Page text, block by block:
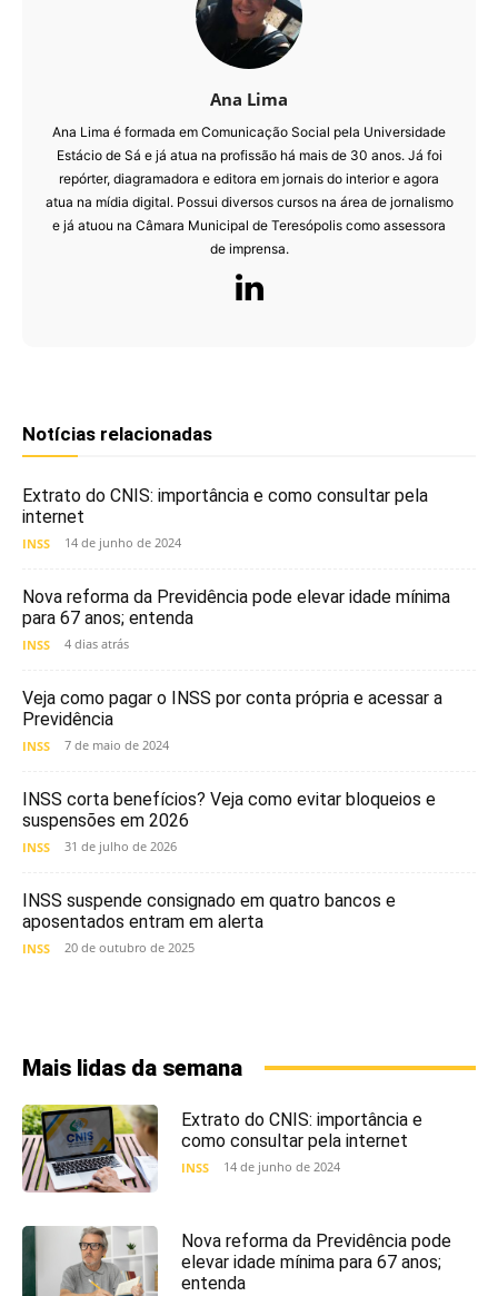
Ana Lima
Ana Lima é formada em Comunicação Social pela Universidade
Estácio de Sá e já atua na profissão há mais de 30 anos. Já foi
repórter, diagramadora e editora em jornais do interior e agora
atua na mídia digital. Possui diversos cursos na área de jornalismo
e já atuou na Câmara Municipal de Teresópolis como assessora
de imprensa.
Notícias relacionadas
Extrato do CNIS: importância e como consultar pela
internet
INSS 14 de junho de 2024
Nova reforma da Previdência pode elevar idade mínima
para 67 anos; entenda
INSS 4 dias atrás
Veja como pagar o INSS por conta própria e acessar a
Previdência
INSS 7 de maio de 2024
INSS corta benefícios? Veja como evitar bloqueios e
suspensões em 2026
INSS 31 de julho de 2026
INSS suspende consignado em quatro bancos e
aposentados entram em alerta
INSS 20 de outubro de 2025
Mais lidas da semana
Extrato do CNIS: importância e
como consultar pela internet
INSS 14 de junho de 2024
Nova reforma da Previdência pode
elevar idade mínima para 67 anos;
entenda